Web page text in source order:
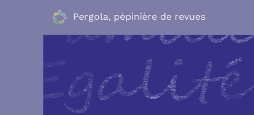
Pergola, pépinière de revues